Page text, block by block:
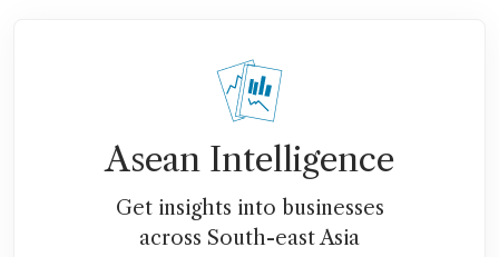
Asean Intelligence
Get insights into businesses
across South-east Asia